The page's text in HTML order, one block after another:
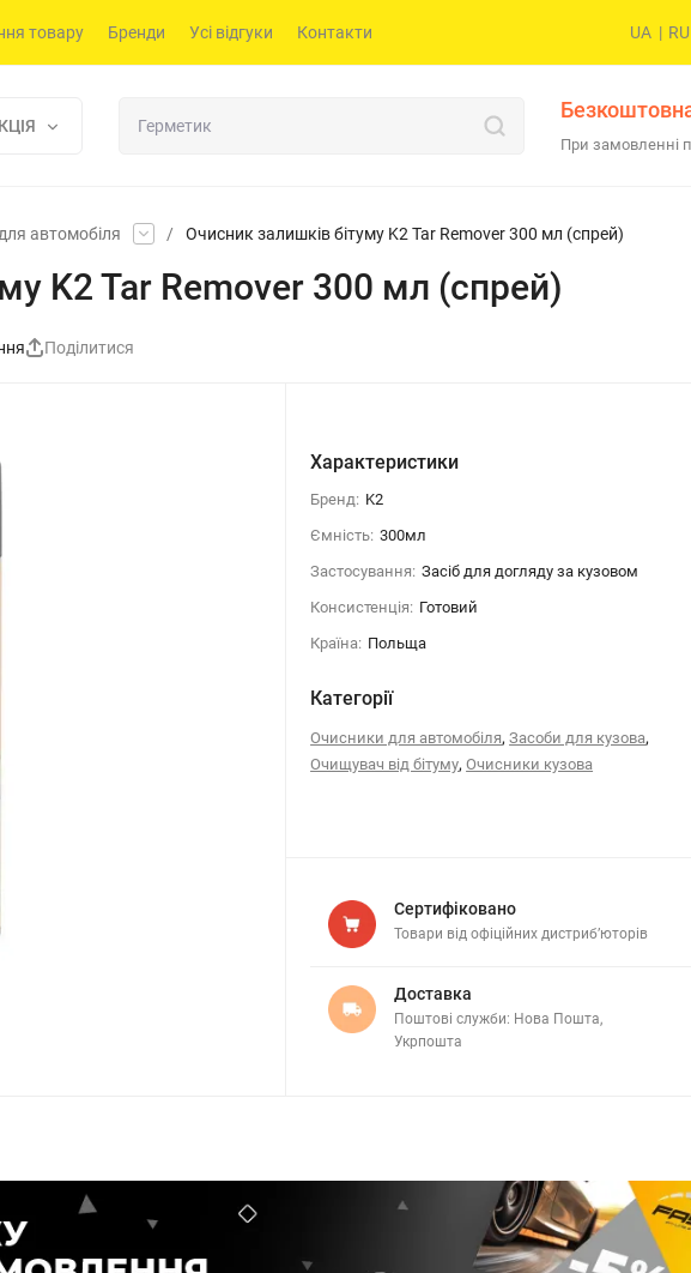
товару Бренди Усі відгуки Контакти UA | RU
При замовленні
автомобіля / Очисник залишків бітуму K2 Tar Remover 300 мл (спрей)
K2 Tar Remover 300 мл (спрей)
Поділитися
Характеристики
Бренд: K2
Ємність: 300мл
Застосування: Засіб для догляду за кузовом
Консистенція: Готовий
Країна: Польща
Категорії
Очисники для автомобіля,Засоби для кузова,
Очищувач від бітуму,Очисники кузова
Сертифіковано
Товари від офіційних дистриб’юторів
Доставка
Поштові служби: Нова Пошта,
Укрпошта